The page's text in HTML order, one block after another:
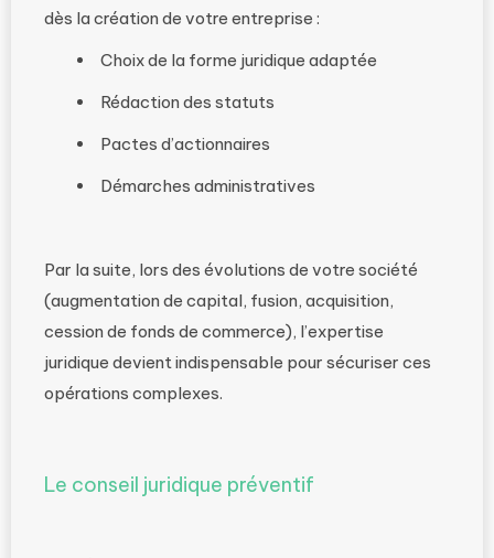
dès la création de votre entreprise :
Choix de la forme juridique adaptée
Rédaction des statuts
Pactes d’actionnaires
Démarches administratives
Par la suite, lors des évolutions de votre société
(augmentation de capital, fusion, acquisition,
cession de fonds de commerce), l’expertise
juridique devient indispensable pour sécuriser ces
opérations complexes.
Le conseil juridique préventif